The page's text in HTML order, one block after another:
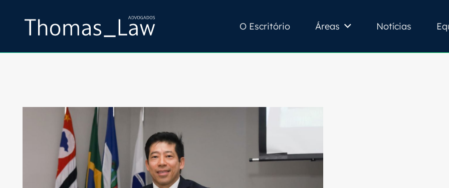
O Escritório Áreas Notícias